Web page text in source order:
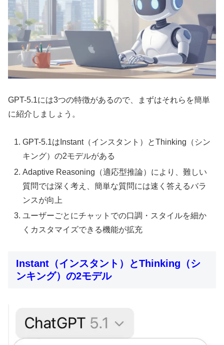
GPT-5.1には3つの特徴があるので、まずはそれらを簡単
に紹介しましょう。
GPT-5.1はInstant（インスタント）とThinking（シン
キング）の2モデルがある
Adaptive Reasoning（適応型推論）により、難しい
質問では深く考え、簡単な質問には速く答えるバラ
ンスが向上
ユーザーごとにチャットでの口調・スタイルを細か
くカスタマイズできる機能が拡充
Instant（インスタント）とThinking（シ
ンキング）の2モデル